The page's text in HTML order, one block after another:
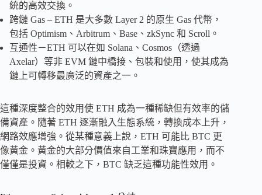
統的高效交換。
跨鏈 Gas – ETH 是大多數 Layer 2 的原生 Gas 代幣，
包括 Optimism、Arbitrum、Base、zkSync 和 Scroll。
互通性－ETH 可以在如 Solana、Cosmos（透過
Axelar）等非 EVM 鏈中橋接、包裝和使用，使其成為
鏈上可轉移最廣泛的資產之一。
這種深度整合的效用使 ETH 成為一種稀缺但有效率的儲
備資產。隨著 ETH 逐漸融入生態系統，轉換成本上升，
網路效應增強。從某種意義上說，ETH 可能比 BTC 更
像黃金。黃金的大部分價值來自工業和珠寶應用，而不
僅僅是投資。相較之下，BTC 缺乏這種功能性效用。